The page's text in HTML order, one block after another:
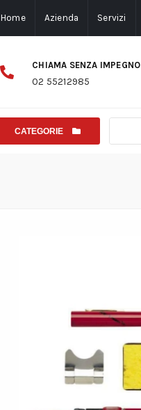
Home Azienda Servizi
CHIAMA SENZA IMPEGNO
02 55212985
CATEGORIE